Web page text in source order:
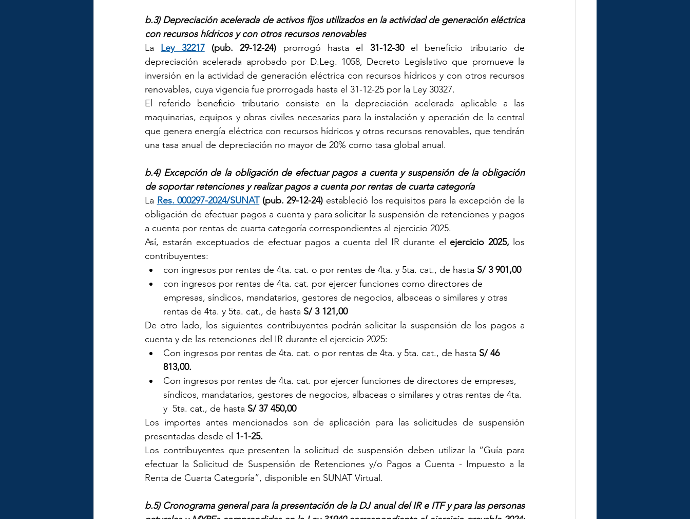
b.3) Depreciación acelerada de activos fijos utilizados en la actividad de generación eléctrica
con recursos hídricos y con otros recursos renovables
La Ley 32217 (pub. 29-12-24) prorrogó hasta el 31-12-30 el beneficio tributario de
depreciación acelerada aprobado por D.Leg. 1058, Decreto Legislativo que promueve la
inversión en la actividad de generación eléctrica con recursos hídricos y con otros recursos
renovables, cuya vigencia fue prorrogada hasta el 31-12-25 por la Ley 30327.
El referido beneficio tributario consiste en la depreciación acelerada aplicable a las
maquinarias, equipos y obras civiles necesarias para la instalación y operación de la central
que genera energía eléctrica con recursos hídricos y otros recursos renovables, que tendrán
una tasa anual de depreciación no mayor de 20% como tasa global anual.
b.4) Excepción de la obligación de efectuar pagos a cuenta y suspensión de la obligación
de soportar retenciones y realizar pagos a cuenta por rentas de cuarta categoría
La Res. 000297-2024/SUNAT (pub. 29-12-24) estableció los requisitos para la excepción de la
obligación de efectuar pagos a cuenta y para solicitar la suspensión de retenciones y pagos
a cuenta por rentas de cuarta categoría correspondientes al ejercicio 2025.
Así, estarán exceptuados de efectuar pagos a cuenta del IR durante el ejercicio 2025, los
contribuyentes:
con ingresos por rentas de 4ta. cat. o por rentas de 4ta. y 5ta. cat., de hasta S/ 3 901,00
con ingresos por rentas de 4ta. cat. por ejercer funciones como directores de
empresas, síndicos, mandatarios, gestores de negocios, albaceas o similares y otras
rentas de 4ta. y 5ta. cat., de hasta S/ 3 121,00
De otro lado, los siguientes contribuyentes podrán solicitar la suspensión de los pagos a
cuenta y de las retenciones del IR durante el ejercicio 2025:
Con ingresos por rentas de 4ta. cat. o por rentas de 4ta. y 5ta. cat., de hasta S/ 46
813,00.
Con ingresos por rentas de 4ta. cat. por ejercer funciones de directores de empresas,
síndicos, mandatarios, gestores de negocios, albaceas o similares y otras rentas de 4ta.
y  5ta. cat., de hasta S/ 37 450,00
Los importes antes mencionados son de aplicación para las solicitudes de suspensión
presentadas desde el 1-1-25.
Los contribuyentes que presenten la solicitud de suspensión deben utilizar la “Guía para
efectuar la Solicitud de Suspensión de Retenciones y/o Pagos a Cuenta - Impuesto a la
Renta de Cuarta Categoría”, disponible en SUNAT Virtual.
b.5) Cronograma general para la presentación de la DJ anual del IR e ITF y para las personas